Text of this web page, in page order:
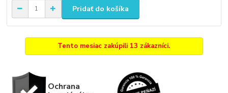
Pridať do košíka
Tento mesiac zakúpili 13 zákazníci.
Ochrana